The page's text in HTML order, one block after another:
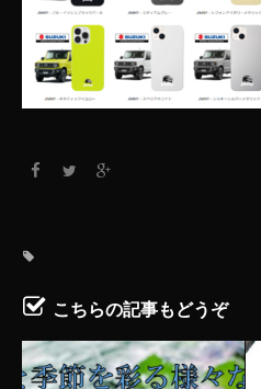
こちらの記事もどうぞ